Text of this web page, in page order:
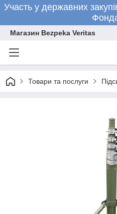
Участь у державних
Магазин Bezpeka Veritas
Товари та послуги